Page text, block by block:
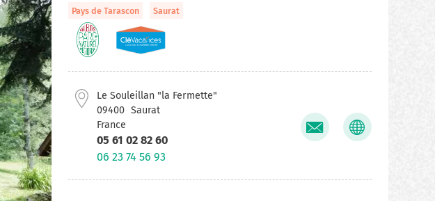
Pays de Tarascon
Saurat
Le Souleillan "la Fermette"
09400 Saurat
France
05 61 02 82 60
06 23 74 56 93